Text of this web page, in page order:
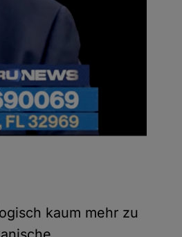
kaum mehr zu